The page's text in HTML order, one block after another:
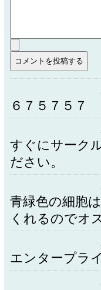
６７５７５７
すぐにサーク
ださい。
青緑色の細胞
くれるのでオ
エンタープラ